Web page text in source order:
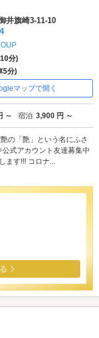
井旗崎3-11-10
分)
5分)
マップで開く
～ 宿泊 3,900 円 ～
の「艶」という名にふさ
式アカウント友達募集中
ます!!! コロナ...